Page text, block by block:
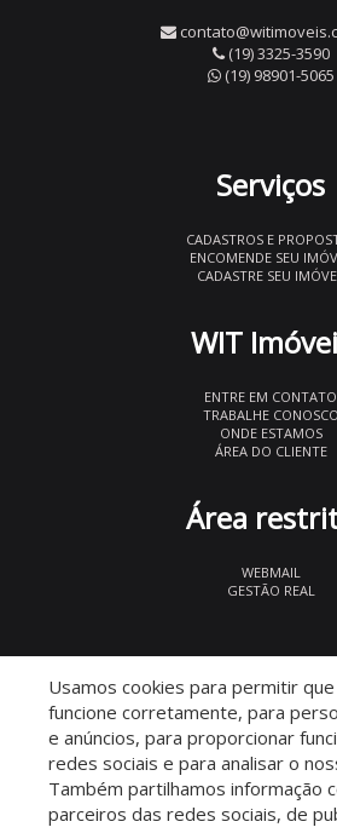
(19) 3325-3590
(19) 98901-5065
Serviços
CADASTROS E
ENCOMENDE SEU
CADASTRE SEU
WIT
ENTRE EM CONTATO
TRABALHE CONOSCO
ONDE ESTAMOS
ÁREA DO CLIENTE
Área
WEBMAIL
GESTÃO REAL
Usamos cookies para permitir
funcione corretamente, para
e anúncios, para proporcionar
redes sociais e para analisar o
Também partilhamos informação
parceiros das redes sociais, de